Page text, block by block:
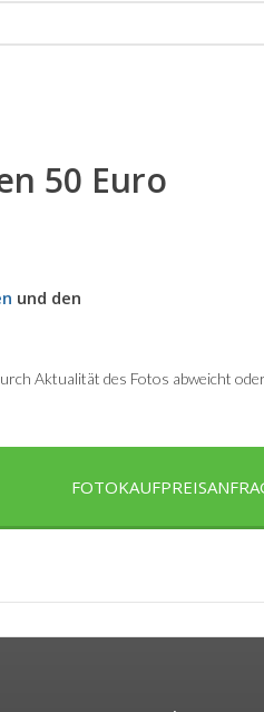
50 Euro
und den
Aktualität des Fotos abweicht